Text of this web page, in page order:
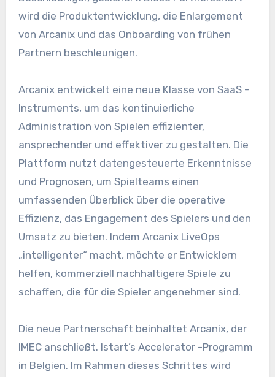
wird die Produktentwicklung, die Enlargement
von Arcanix und das Onboarding von frühen
Partnern beschleunigen.
Arcanix entwickelt eine neue Klasse von SaaS -
Instruments, um das kontinuierliche
Administration von Spielen effizienter,
ansprechender und effektiver zu gestalten. Die
Plattform nutzt datengesteuerte Erkenntnisse
und Prognosen, um Spielteams einen
umfassenden Überblick über die operative
Effizienz, das Engagement des Spielers und den
Umsatz zu bieten. Indem Arcanix LiveOps
„intelligenter“ macht, möchte er Entwicklern
helfen, kommerziell nachhaltigere Spiele zu
schaffen, die für die Spieler angenehmer sind.
Die neue Partnerschaft beinhaltet Arcanix, der
IMEC anschließt. Istart’s Accelerator -Programm
in Belgien. Im Rahmen dieses Schrittes wird